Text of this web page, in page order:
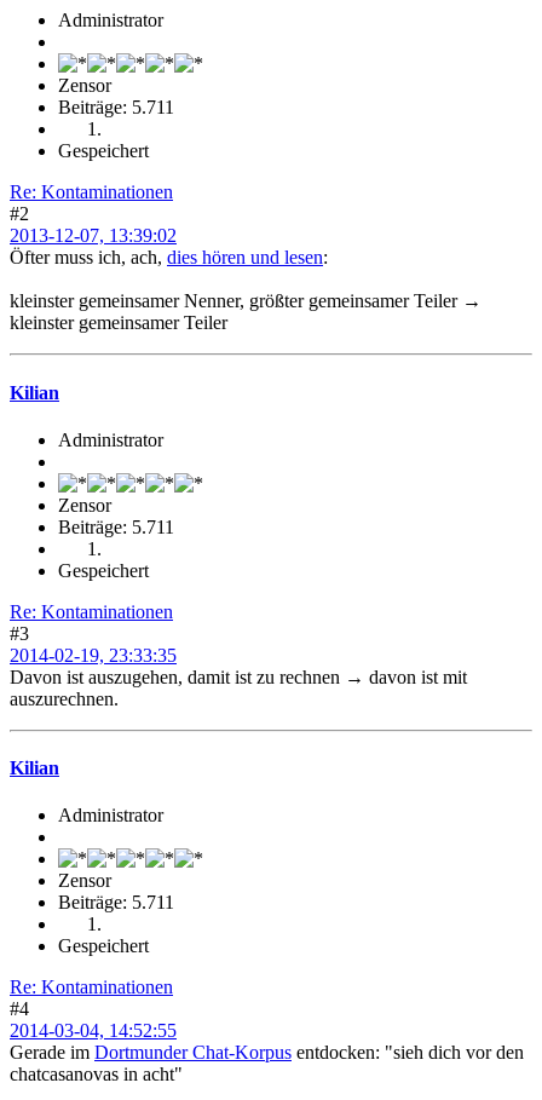
Administrator
Zensor
Beiträge: 5.711
Gespeichert
Re: Kontaminationen
#2
2013-12-07, 13:39:02
Öfter muss ich, ach, dies hören und lesen:
kleinster gemeinsamer Nenner, größter gemeinsamer Teiler →
kleinster gemeinsamer Teiler
Kilian
Administrator
Zensor
Beiträge: 5.711
Gespeichert
Re: Kontaminationen
#3
2014-02-19, 23:33:35
Davon ist auszugehen, damit ist zu rechnen → davon ist mit
auszurechnen.
Kilian
Administrator
Zensor
Beiträge: 5.711
Gespeichert
Re: Kontaminationen
#4
2014-03-04, 14:52:55
Gerade im Dortmunder Chat-Korpus entdocken: "sieh dich vor den
chatcasanovas in acht"